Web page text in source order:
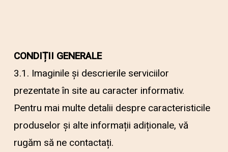
CONDIȚII GENERALE
3.1. Imaginile și descrierile serviciilor
prezentate în site au caracter informativ.
Pentru mai multe detalii despre caracteristicile
produselor și alte informații adiționale, vă
rugăm să ne contactați.